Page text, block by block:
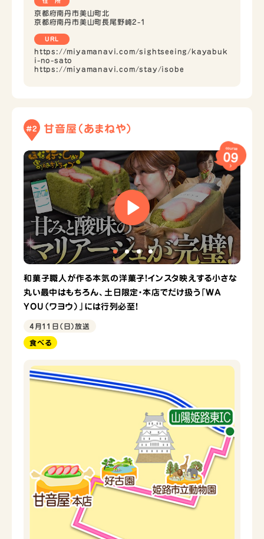
京都府南丹市美山町北
京都府南丹市美山町長尾野崎2-1
URL
https://miyamanavi.com/sightseeing/kayabuk
i-no-sato
https://miyamanavi.com/stay/isobe
#2 甘音屋（あまねや）
course
09
和菓子職人が作る本気の洋菓子！インスタ映えする小さな
丸い最中はもちろん、土日限定・本店でだけ扱う「WA
YOU（ワヨウ）」には行列必至！
4月11日（日）放送
食べる